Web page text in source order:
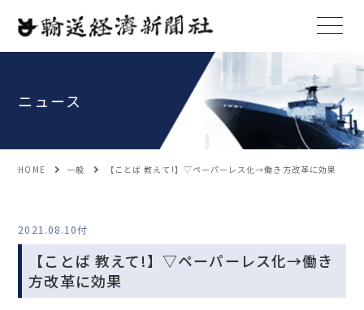
ニュース
HOME 一般 【ことば 教えて!】▽ペーパーレス化→働き方改革に効果
2021.08.10付
【ことば 教えて!】▽ペーパーレス化→働き
方改革に効果